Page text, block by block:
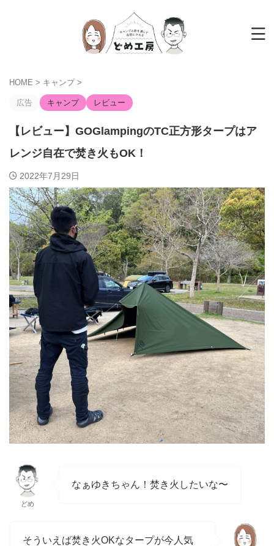
HOME > キャンプ >
広告 キャンプ レビュー
【レビュー】GOGlampingのTC正方形タープはア
レンジ自在で焚き火もOK！
2022年7月29日
どめ
なぁゆきちゃん！焚き火したいな〜
そういえば焚き火OKなタープが今人気